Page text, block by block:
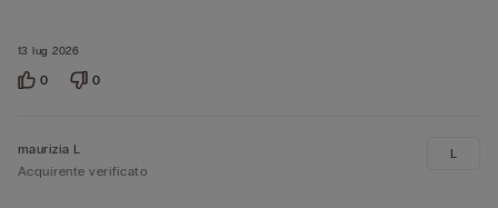
13 lug 2026
0 0
maurizia L
Acquirente verificato
L